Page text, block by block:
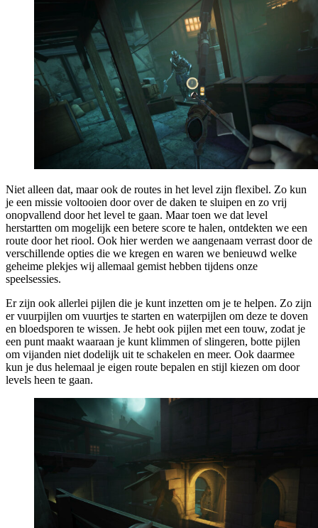
Niet alleen dat, maar ook de routes in het level zijn flexibel. Zo kun
je een missie voltooien door over de daken te sluipen en zo vrij
onopvallend door het level te gaan. Maar toen we dat level
herstartten om mogelijk een betere score te halen, ontdekten we een
route door het riool. Ook hier werden we aangenaam verrast door de
verschillende opties die we kregen en waren we benieuwd welke
geheime plekjes wij allemaal gemist hebben tijdens onze
speelsessies.
Er zijn ook allerlei pijlen die je kunt inzetten om je te helpen. Zo zijn
er vuurpijlen om vuurtjes te starten en waterpijlen om deze te doven
en bloedsporen te wissen. Je hebt ook pijlen met een touw, zodat je
een punt maakt waaraan je kunt klimmen of slingeren, botte pijlen
om vijanden niet dodelijk uit te schakelen en meer. Ook daarmee
kun je dus helemaal je eigen route bepalen en stijl kiezen om door
levels heen te gaan.